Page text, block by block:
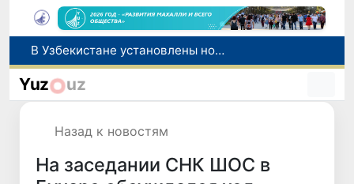
В Узбекистане определен порядок перехода банков и МФО на исламскую банковскую деятельность
В Узбекистане вводятся новые субсидии и сервисная поддержка для племенного животноводства
Yuz uz
Назад к новостям
На заседании СНК ШОС в